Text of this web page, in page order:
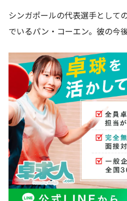
シンガポールの代表選手として
でいるパン・コーエン。彼の今